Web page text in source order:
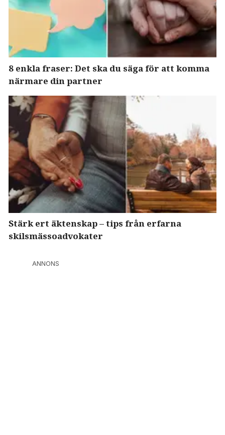
8 enkla fraser: Det ska du säga för att komma
närmare din partner
Stärk ert äktenskap – tips från erfarna
skilsmässoadvokater
ANNONS